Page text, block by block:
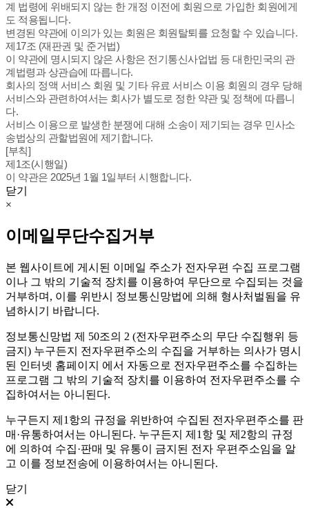
계 법령에 위배되지 않는 한 개정 이전에 회원으로 가입한 회원에게
도 적용됩니다.
변경된 약관에 이의가 있는 회원은 회원탈퇴를 요청할 수 있습니다.
제17조 (재판권 및 준거법)
이 약관에 명시되지 않은 사항은 전기통신사업법 등 대한민국의 관
계법령과 상관습에 따릅니다.
회사의 정액 서비스 회원 및 기타 유료 서비스 이용 회원의 경우 당해
서비스와 관련하여서는 회사가 별도로 정한 약관 및 정책에 따릅니
다.
서비스 이용으로 발생한 분쟁에 대해 소송이 제기되는 경우 민사소
송법상의 관할법원에 제기합니다.
[부칙]
제1조(시행일)
이 약관은 2025년 1월 1일부터 시행합니다.
닫기
×
이메일무단수집거부
본 웹사이트에 게시된 이메일 주소가 전자우편 수집 프로그램
이나 그 밖의 기술적 장치를 이용하여 무단으로 수집되는 것을
거부하며, 이를 위반시 정보통신망법에 의해 형사처벌됨을 유
념하시기 바랍니다.
정보통신망법 제 50조의 2 (전자우편주소의 무단 수집행위 등
금지) 누구든지 전자우편주소의 수집을 거부하는 의사가 명시
된 인터넷 홈페이지 에서 자동으로 전자우편주소를 수집하는
프로그램 그 밖의 기술적 장치를 이용하여 전자우편주소를 수
집하여서는 아니된다.
누구든지 제1항의 규정을 위반하여 수집된 전자우편주소를 판
매·유통하여서는 아니된다. 누구든지 제1항 및 제2항의 규정
에 의하여 수집·판매 및 유통이 금지된 전자 우편주소임을 알
고 이를 정보전송에 이용하여서는 아니된다.
닫기